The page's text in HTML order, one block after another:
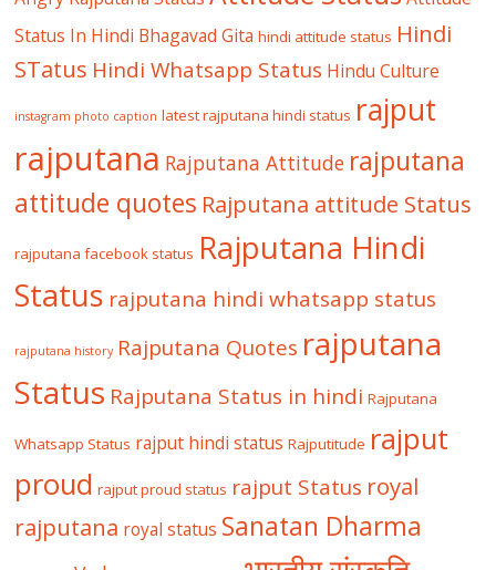
Status In Hindi Bhagavad Gita hindi attitude status Hindi
STatus Hindi Whatsapp Status Hindu Culture
instagram photo caption latest rajputana hindi status rajput
rajputana Rajputana Attitude rajputana
attitude quotes Rajputana attitude Status
rajputana facebook status Rajputana Hindi
Status rajputana hindi whatsapp status
rajputana history Rajputana Quotes rajputana
Status Rajputana Status in hindi Rajputana
Whatsapp Status rajput hindi status Rajputitude rajput
proud rajput proud status rajput Status royal
rajputana royal status Sanatan Dharma